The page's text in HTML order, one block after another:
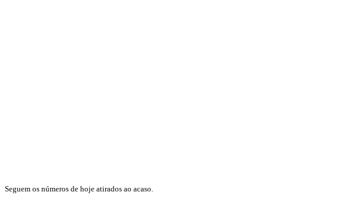
Seguem os números de hoje atirados ao acaso.